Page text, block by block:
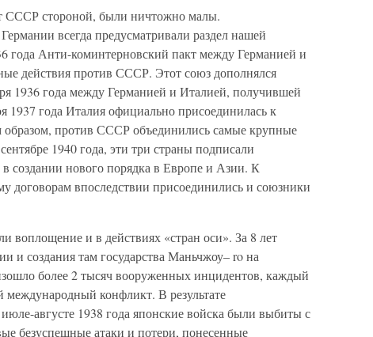
СССР стороной, были ничтожно малы.
всегда предусматривали раздел нашей
года Анти-коминтерновский пакт между Германией и
действия против СССР. Этот союз дополнялся
1936 года между Германией и Италией, получившей
1937 года Италия официально присоединилась к
против СССР объединились самые крупные
1940 года, эти три страны подписали
создании нового порядка в Европе и Азии. К
договорам впоследствии присоединились и союзники
воплощение и в действиях «стран оси». За 8 лет
и создания там государства Маньчжоу– ro на
более 2 тысяч вооруженных инцидентов, каждый
международный конфликт. В результате
августе 1938 года японские войска были выбиты с
безуспешные атаки и потери, понесенные